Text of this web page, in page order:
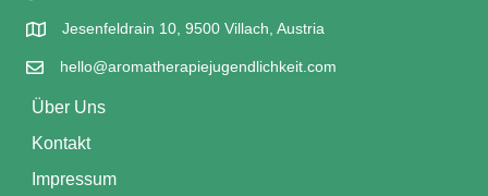
Jesenfeldrain 10, 9500 Villach, Austria
hello@aromatherapiejugendlichkeit.com
Über Uns
Kontakt
Impressum